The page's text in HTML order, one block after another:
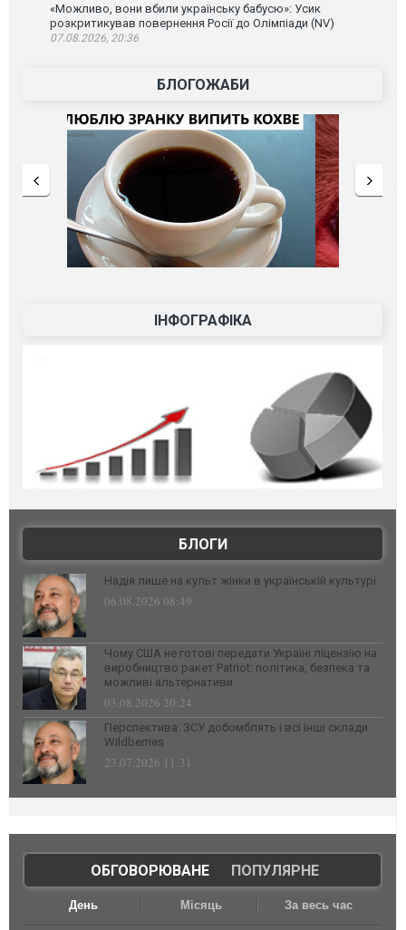
«Можливо, вони вбили українську бабусю»: Усик
розкритикував повернення Росії до Олімпіади (NV)
07.08.2026, 20:36
БЛОГОЖАБИ
ІНФОГРАФІКА
БЛОГИ
Надія лише на культ жінки в українській культурі
06.08.2026 08:49
Чому США не готові передати Україні ліцензію на
виробництво ракет Patriot: політика, безпека та
можливі альтернативи
03.08.2026 20:24
Перспектива: ЗСУ добомблять і всі інші склади
Wildberries
23.07.2026 11:31
ОБГОВОРЮВАНЕ| ПОПУЛЯРНЕ
День Місяць За весь час